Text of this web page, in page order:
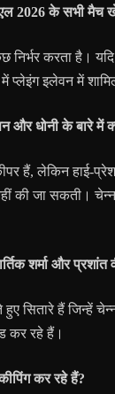
2026 के सभी मैच
करता है।
प्लेइंग इलेवन में
और धोनी के बारे में
हैं, लेकिन हाई-
की जा सकती।
शर्मा और प्रशांत
सितारे हैं जिन्हें
कर रहे हैं।
कर रहे हैं?